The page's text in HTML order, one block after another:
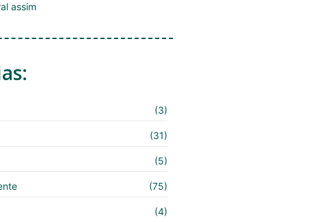
assim
(3)
(31)
(5)
(75)
(4)